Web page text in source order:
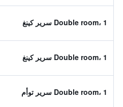
Double room، 1 سرير كينغ
Double room، 1 سرير كينغ
Double room، 1 سرير توأم